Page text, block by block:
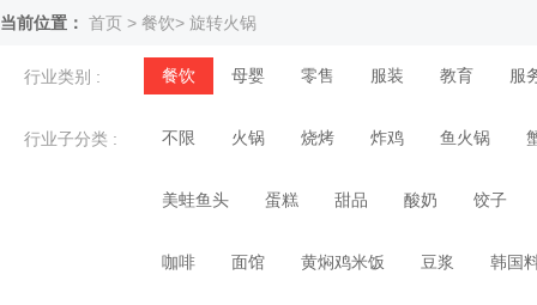
当前位置： 首页 > 餐饮> 旋转火锅
行业类别 : 餐饮 母婴 零售 服装 教育 服
行业子分类 : 不限 火锅 烧烤 炸鸡 鱼火锅
美蛙鱼头 蛋糕 甜品 酸奶 饺子
咖啡 面馆 黄焖鸡米饭 豆浆 韩国